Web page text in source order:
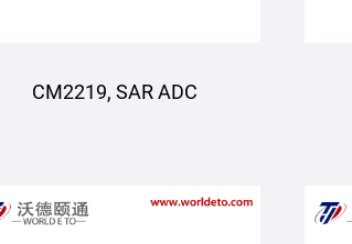
CM2219, SAR ADC